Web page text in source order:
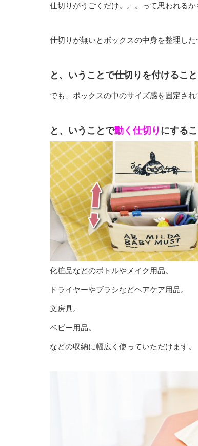
仕切りがうごくだけ。。。って思われる
仕切りが無いとボックスの中身を整理し
と、いうことで仕切りを付けること
でも、ボックスの中のサイズ感を固定さ
と、いうことで動く仕切り にする
化粧品などのボトルやメイク用品。
ドライヤーやブラシなどヘアケア用品。
文房具。
ベビー用品。
などの収納に幅広く使っていただけます。